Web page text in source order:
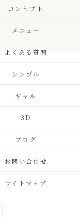
コンセプト
メニュー
よくある質問
シンプル
ギャル
3D
ブログ
お問い合わせ
サイトマップ